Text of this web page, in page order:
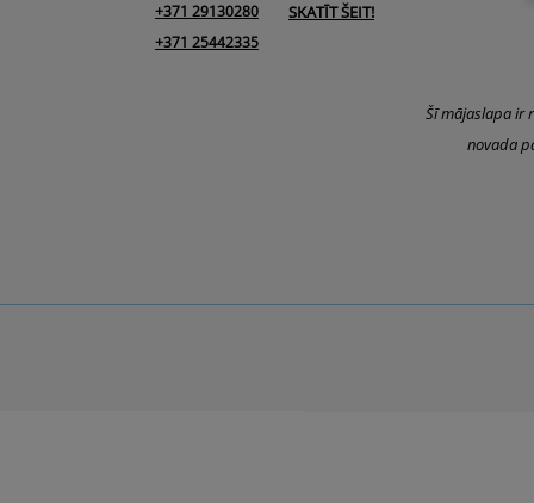
+371 29130280
+371 25442335
SKATĪT ŠEIT!
Šī mājaslapa ir
novada